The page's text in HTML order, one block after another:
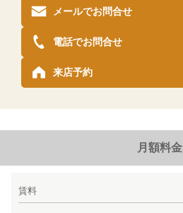
メールでお問合せ
来店予約
電話でお問合せ
月額料金
賃料